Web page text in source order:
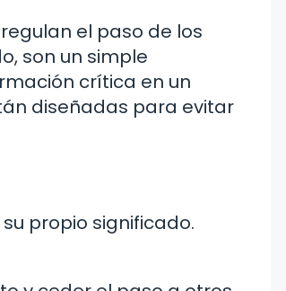
el paso de los
son un simple
crítica en un
diseñadas para evitar
propio significado.